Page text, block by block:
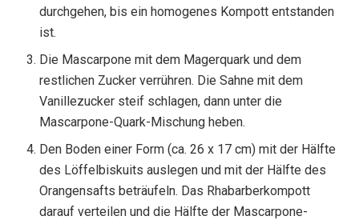
durchgehen, bis ein homogenes Kompott entstanden
ist.
Die Mascarpone mit dem Magerquark und dem
restlichen Zucker verrühren. Die Sahne mit dem
Vanillezucker steif schlagen, dann unter die
Mascarpone-Quark-Mischung heben.
Den Boden einer Form (ca. 26 x 17 cm) mit der Hälfte
des Löffelbiskuits auslegen und mit der Hälfte des
Orangensafts beträufeln. Das Rhabarberkompott
darauf verteilen und die Hälfte der Mascarpone-